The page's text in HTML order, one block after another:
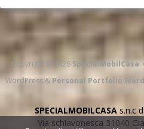
Copyright © 2026 SpecialMobilCasa.
WordPress& Personal Portfolio
SPECIALMOBILCASA s.n.c
Via schiavonesca 31040